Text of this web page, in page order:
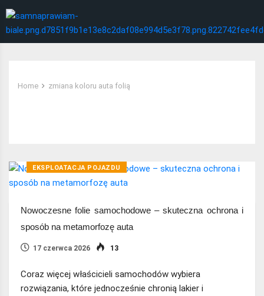
Home zmiana koloru auta folią
EKSPLOATACJA POJAZDU
Nowoczesne folie samochodowe – skuteczna ochrona i
sposób na metamorfozę auta
17 czerwca 2026 13
Coraz więcej właścicieli samochodów wybiera
rozwiązania, które jednocześnie chronią lakier i